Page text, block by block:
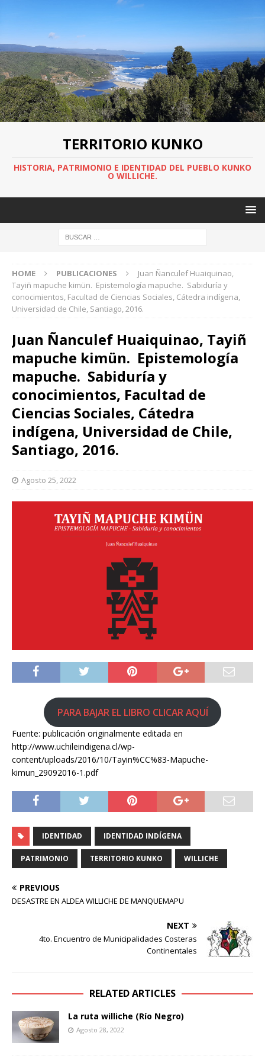
TERRITORIO KUNKO
HISTORIA, PATRIMONIO E IDENTIDAD DEL PUEBLO KUNKO
O WILLICHE.
HOME PUBLICACIONES
Juan Ñanculef Huaiquinao,
Tayiñ mapuche kimün. Epistemología mapuche. Sabiduría y
conocimientos, Facultad de Ciencias Sociales, Cátedra indígena,
Universidad de Chile, Santiago, 2016.
Juan Ñanculef Huaiquinao, Tayiñ
mapuche kimün. Epistemología
mapuche. Sabiduría y
conocimientos, Facultad de
Ciencias Sociales, Cátedra
indígena, Universidad de Chile,
Santiago, 2016.
Agosto 25, 2022
PARA BAJAR EL LIBRO CLICAR AQUÍ
Fuente: publicación originalmente editada en
http://www.uchileindigena.cl/wp-
content/uploads/2016/10/Tayin%CC%83-Mapuche-
kimun_29092016-1.pdf
IDENTIDAD IDENTIDAD INDÍGENA
PATRIMONIO TERRITORIO KUNKO WILLICHE
PREVIOUS
DESASTRE EN ALDEA WILLICHE DE MANQUEMAPU
NEXT
4to. Encuentro de Municipalidades Costeras
Continentales
RELATED ARTICLES
La ruta williche (Río Negro)
Agosto 28, 2022